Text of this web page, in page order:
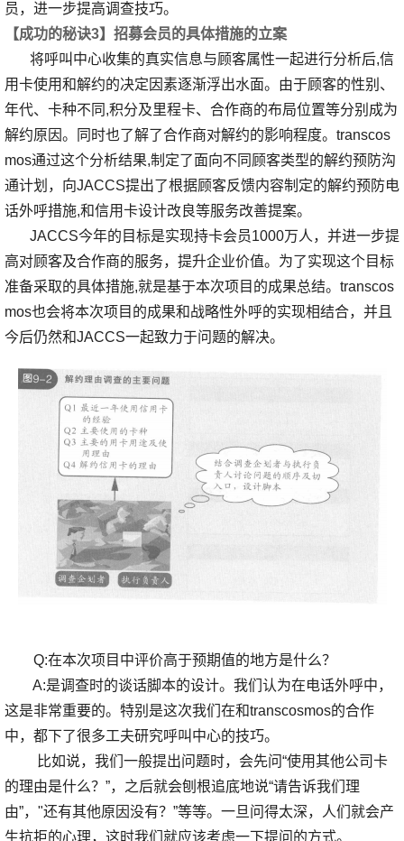
员，进一步提高调查技巧。
【成功的秘诀3】招募会员的具体措施的立案
将呼叫中心收集的真实信息与顾客属性一起进行分析后,信
用卡使用和解约的决定因素逐渐浮出水面。由于顾客的性别、
年代、卡种不同,积分及里程卡、合作商的布局位置等分别成为
解约原因。同时也了解了合作商对解约的影响程度。transcos
mos通过这个分析结果,制定了面向不同顾客类型的解约预防沟
通计划，向JACCS提出了根据顾客反馈内容制定的解约预防电
话外呼措施,和信用卡设计改良等服务改善提案。
JACCS今年的目标是实现持卡会员1000万人，并进一步提
高对顾客及合作商的服务，提升企业价值。为了实现这个目标
准备采取的具体措施,就是基于本次项目的成果总结。transcos
mos也会将本次项目的成果和战略性外呼的实现相结合，并且
今后仍然和JACCS一起致力于问题的解决。
Q:在本次项目中评价高于预期值的地方是什么？
A:是调查时的谈话脚本的设计。我们认为在电话外呼中，
这是非常重要的。特别是这次我们在和transcosmos的合作
中，都下了很多工夫研究呼叫中心的技巧。
比如说，我们一般提出问题时，会先问“使用其他公司卡
的理由是什么？”，之后就会刨根追底地说“请告诉我们理
由”，"还有其他原因没有？”等等。一旦问得太深，人们就会产
生抗拒的心理，这时我们就应该考虑一下提问的方式。